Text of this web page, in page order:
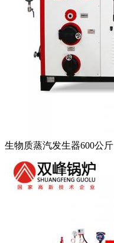
生物质蒸汽发生器600公斤